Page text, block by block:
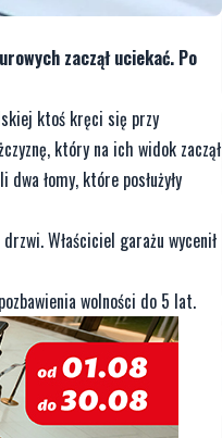
zaczął uciekać. Po
ktoś kręci się przy
który na ich widok zaczął
łomy, które posłużyły
Właściciel garażu wycenił
wolności do 5 lat.